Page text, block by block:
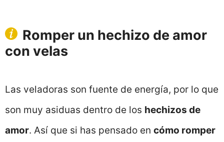
Romper un hechizo de amor
con velas
Las veladoras son fuente de energía, por lo que
son muy asiduas dentro de los hechizos de
amor. Así que si has pensado en cómo romper